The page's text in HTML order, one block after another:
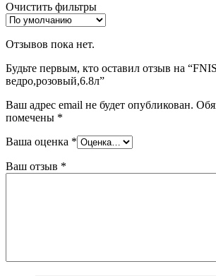
Очистить фильтры
Отзывов пока нет.
Будьте первым, кто оставил отзыв на
ведро,розовый,6.8л”
Ваш адрес email не будет опубликован.
помечены *
Ваша оценка *
Ваш отзыв *